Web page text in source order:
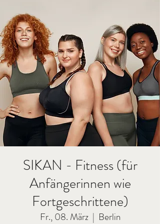
SIKAN - Fitness (für
Anfängerinnen wie
Fortgeschrittene)
Fr., 08. März
  |
Berlin